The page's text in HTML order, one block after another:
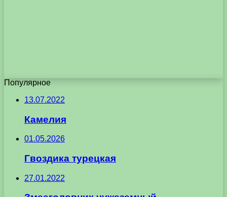
Популярное
13.07.2022
Камелия
01.05.2026
Гвоздика турецкая
27.01.2022